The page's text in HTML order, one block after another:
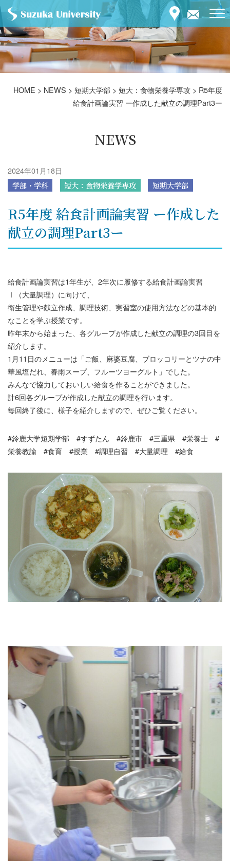
HOME > NEWS > 短期大学部 > 短大：食物栄養学専攻 > R5年度
給食計画論実習 ー作成した献立の調理Part3ー
NEWS
2024年01月18日
学部・学科
短大：食物栄養学専攻 短期大学部
R5年度 給食計画論実習 ー作成した
献立の調理Part3ー
給食計画論実習は1年生が、2年次に履修する給食計画論実習
Ⅰ（大量調理）に向けて、
衛生管理や献立作成、調理技術、実習室の使用方法などの基本的
なことを学ぶ授業です。
昨年末から始まった、各グループが作成した献立の調理の3回目を
紹介します。
1月11日のメニューは「ご飯、麻婆豆腐、ブロッコリーとツナの中
華風塩だれ、春雨スープ、フルーツヨーグルト」でした。
みんなで協力しておいしい給食を作ることができました。
計6回各グループが作成した献立の調理を行います。
毎回終了後に、様子を紹介しますので、ぜひご覧ください。
#鈴鹿大学短期学部 #すずたん #鈴鹿市 #三重県 #栄養士 #
栄養教諭 #食育 #授業 #調理自習 #大量調理 #給食